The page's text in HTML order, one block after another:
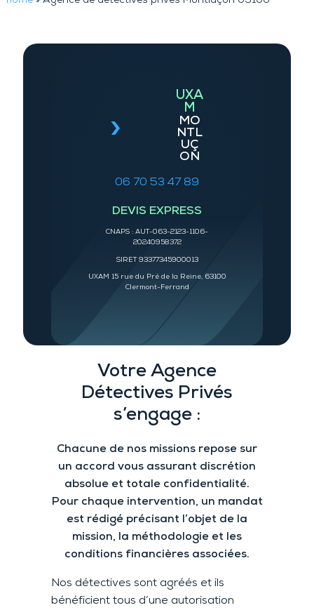
Votre Agence
Détectives Privés
s’engage :
Chacune de nos missions repose sur
un accord vous assurant discrétion
absolue et totale confidentialité.
Pour chaque intervention, un mandat
est rédigé précisant l’objet de la
mission, la méthodologie et les
conditions financières associées.
Nos détectives sont agréés et ils
bénéficient tous d’une autorisation
UXA
M
MO
NTL
UÇ
ON
06 70 53 47 89
DEVIS EXPRESS
CNAPS : AUT-063-2123-1106-
20240958372
SIRET 93377345900013
UXAM 15 rue du Pré de la Reine, 63100
Clermont-Ferrand